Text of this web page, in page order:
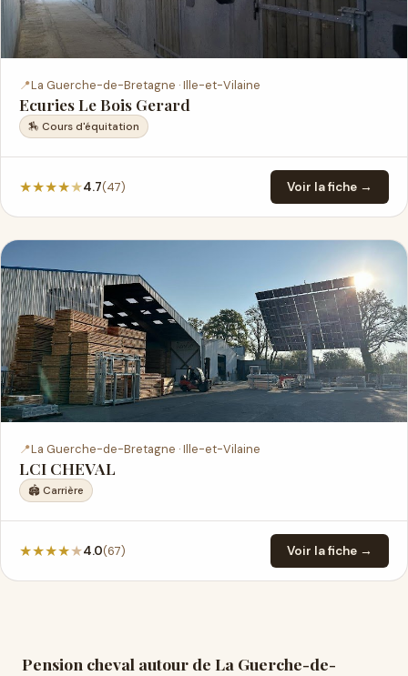
📍La Guerche-de-Bretagne · Ille-et-Vilaine
Ecuries Le Bois Gerard
🏇 Cours d'équitation
★★★★★4.7(47) Voir la fiche →
📍La Guerche-de-Bretagne · Ille-et-Vilaine
LCI CHEVAL
🏟️ Carrière
★★★★★4.0(67) Voir la fiche →
Pension cheval autour de La Guerche-de-